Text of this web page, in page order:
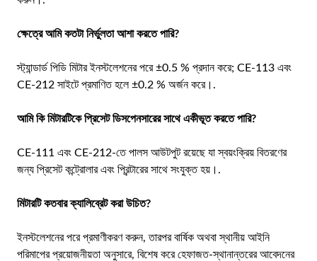
ক্ষেত্রে আমি কতটা নির্ভুলতা আশা করতে পারি?
স্ট্যান্ডার্ড পিডি মিটার ইনস্টলেশনের পরে ±0.5 % প্রদান করে; CE-113 এবং
CE-212 সাইটে প্রমাণিত হলে ±0.2 % অর্জন করে।.
আমি কি মিটারটিকে প্রিসেট ডিসপেনসারের সাথে একীভূত করতে পারি?
CE-111 এবং CE-212-তে পালস আউটপুট রয়েছে যা স্বয়ংক্রিয় বিতরণের
জন্য প্রিসেট কন্ট্রোলার এবং প্রিন্টারের সাথে সংযুক্ত হয়।.
মিটারটি কতবার ক্যালিব্রেট করা উচিত?
ইনস্টলেশনের পরে প্রমাণীকরণ করুন, তারপর বার্ষিক অথবা স্থানীয় আইনি
পরিমাপের প্রয়োজনীয়তা অনুসারে, বিশেষ করে হেফাজত-স্থানান্তরের আবেদনের